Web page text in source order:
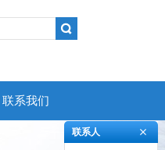
联系我们
联系人